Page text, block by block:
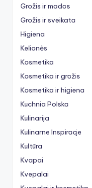
Grožis ir mados
Grožis ir sveikata
Higiena
Kelionės
Kosmetika
Kosmetika ir grožis
Kosmetika ir higiena
Kuchnia Polska
Kulinarija
Kulinarne Inspiracje
Kultūra
Kvapai
Kvepalai